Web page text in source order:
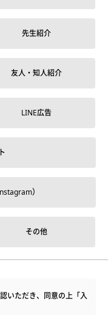
先生紹介
友人・知人紹介
LINE広告
）
その他
いただき、同意の上「入